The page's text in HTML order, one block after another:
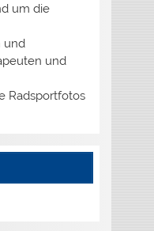
um die
und
und
Radsportfotos